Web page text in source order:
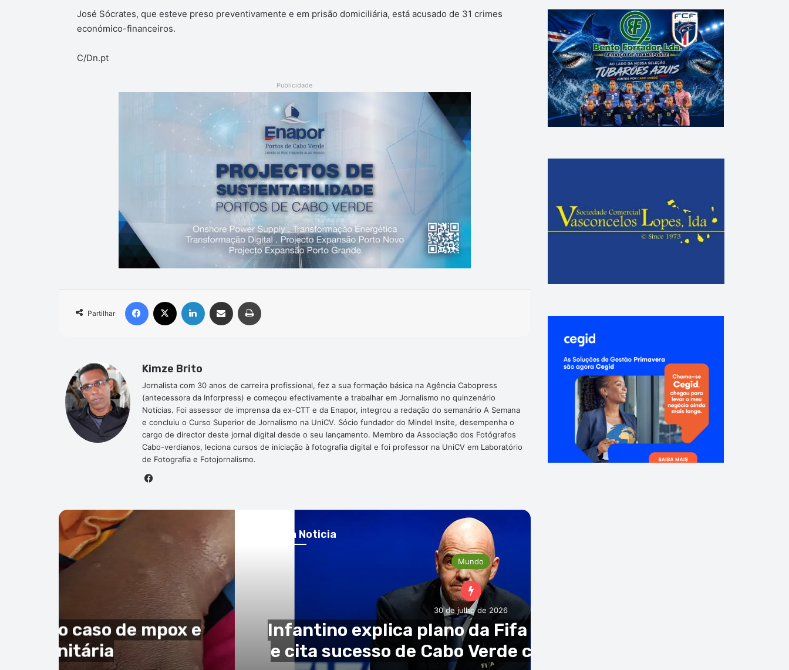
José Sócrates, que esteve preso preventivamente e em prisão domiciliária, está acusado de 31 crimes
económico-financeiros.
C/Dn.pt
Publicidade
Partilhar
Facebook Linkedin Compartilhar via e-mail
Kimze Brito
Jornalista com 30 anos de carreira profissional, fez a sua formação básica na Agência Cabopress
(antecessora da Inforpress) e começou efectivamente a trabalhar em Jornalismo no quinzenário
Notícias. Foi assessor de imprensa da ex-CTT e da Enapor, integrou a redação do semanário A Semana
e concluiu o Curso Superior de Jornalismo na UniCV. Sócio fundador do Mindel Insite, desempenha o
cargo de director deste jornal digital desde o seu lançamento. Membro da Associação dos Fotógrafos
Cabo-verdianos, leciona cursos de iniciação à fotografia digital e foi professor na UniCV em Laboratório
de Fotografia e Fotojornalismo.
Próxima Noticia
da Fifa de ‘vender’ Copa
Verde como argumento